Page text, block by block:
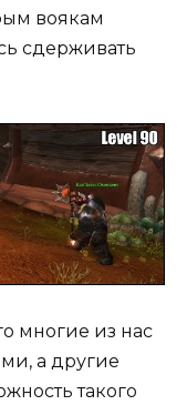
воякам
сдерживать
многие из нас
а другие
такого